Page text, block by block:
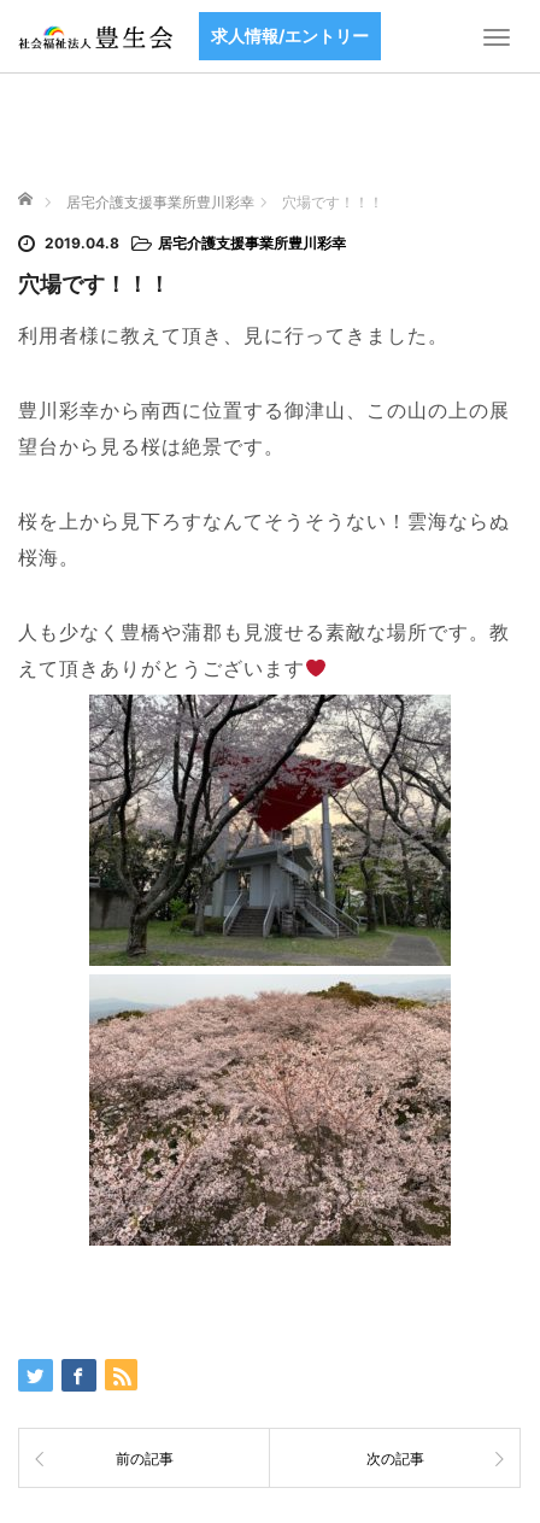
T
o
o
求人情報/エントリー
ホーム 居宅介護支援事業所豊川彩幸 穴場です！！！
2019.04.8 居宅介護支援事業所豊川彩幸
穴場です！！！
利用者様に教えて頂き、見に行ってきました。
豊川彩幸から南西に位置する御津山、この山の上の展
望台から見る桜は絶景です。
桜を上から見下ろすなんてそうそうない！雲海ならぬ
桜海。
人も少なく豊橋や蒲郡も見渡せる素敵な場所です。教
えて頂きありがとうございます
前の記事 次の記事